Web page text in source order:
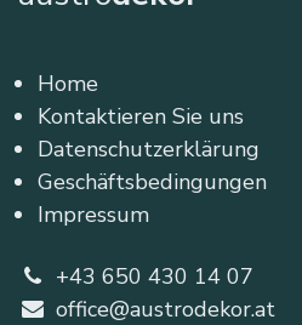
Home
Kontaktieren Sie uns
Datenschutzerklärung
Geschäftsbedingungen
Impressum
+43 650 430 14 07
office@austrodekor.at